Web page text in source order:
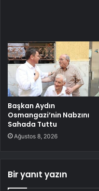
Başkan Aydın
Osmangazi’nin Nabzını
Sahada Tuttu
Ağustos 8, 2026
Bir yanıt yazın